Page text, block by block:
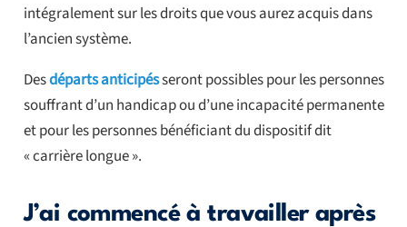
intégralement sur les droits que vous aurez acquis dans
l’ancien système.
Desdéparts anticipésseront possibles pour les personnes
souffrant d’un handicap ou d’une incapacité permanente
et pour les personnes bénéficiant du dispositif dit
« carrière longue ».
J’ai commencé à travailler après